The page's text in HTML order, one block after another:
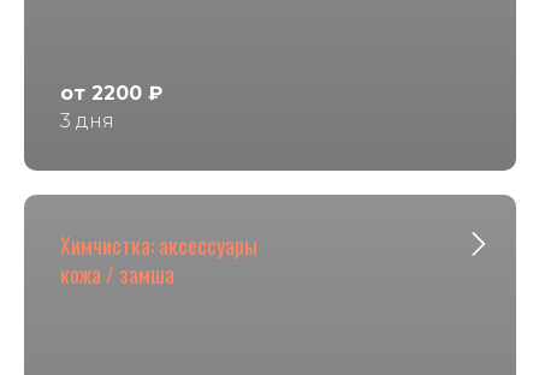
от 2200 ₽
3 дня
Химчистка: аксессуары
кожа / замша